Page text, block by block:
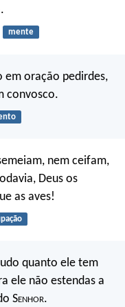
mente
em oração pedirdes,
convosco.
nem ceifam,
Deus os
as aves!
quanto ele tem
ele não estendas a
Senhor.